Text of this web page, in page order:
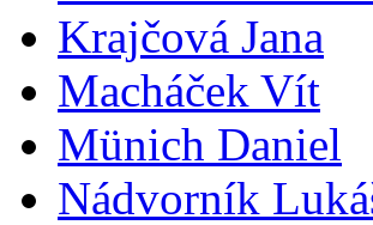
Krajčová Jana
Macháček Vít
Münich Daniel
Nádvorník